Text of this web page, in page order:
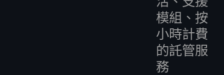
模組、按
小時計費
的託管服
務